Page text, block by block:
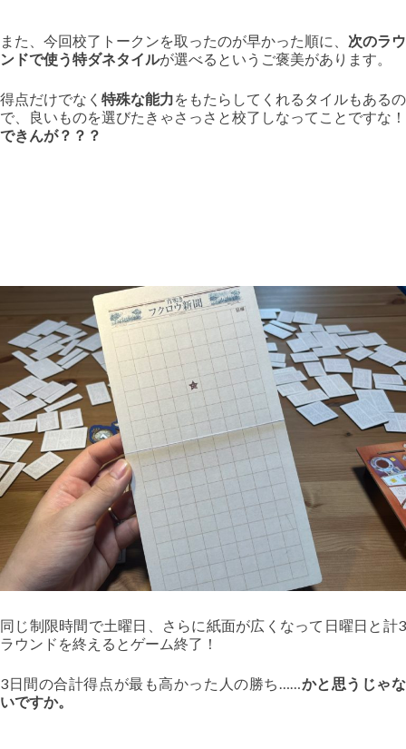
また、今回校了トークンを取ったのが早かった順に、 次のラウ
ンドで使う特ダネタイルが選べるというご褒美があります。
得点だけでなく 特殊な能力をもたらしてくれるタイルもあるの
で、良いものを選びたきゃさっさと校了しなってことですな！
できんが？？？
同じ制限時間で土曜日、さらに紙面が広くなって日曜日と計3
ラウンドを終えるとゲーム終了！
3日間の合計得点が最も高かった人の勝ち……かと思うじゃな
いですか。